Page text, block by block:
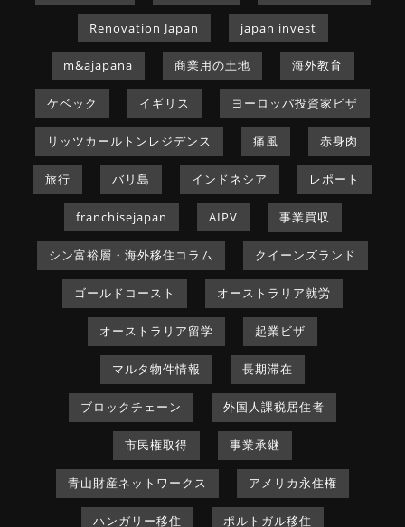
Renovation Japan japan invest
m&ajapana 商業用の土地 海外教育
ケベック イギリス ヨーロッパ投資家ビザ
リッツカールトンレジデンス 痛風 赤身肉
旅行 バリ島 インドネシア レポート
franchisejapan AIPV 事業買収
シン富裕層・海外移住コラム クイーンズランド
ゴールドコースト オーストラリア就労
オーストラリア留学 起業ビザ
マルタ物件情報 長期滞在
ブロックチェーン 外国人課税居住者
市民権取得 事業承継
青山財産ネットワークス アメリカ永住権
ハンガリー移住 ポルトガル移住